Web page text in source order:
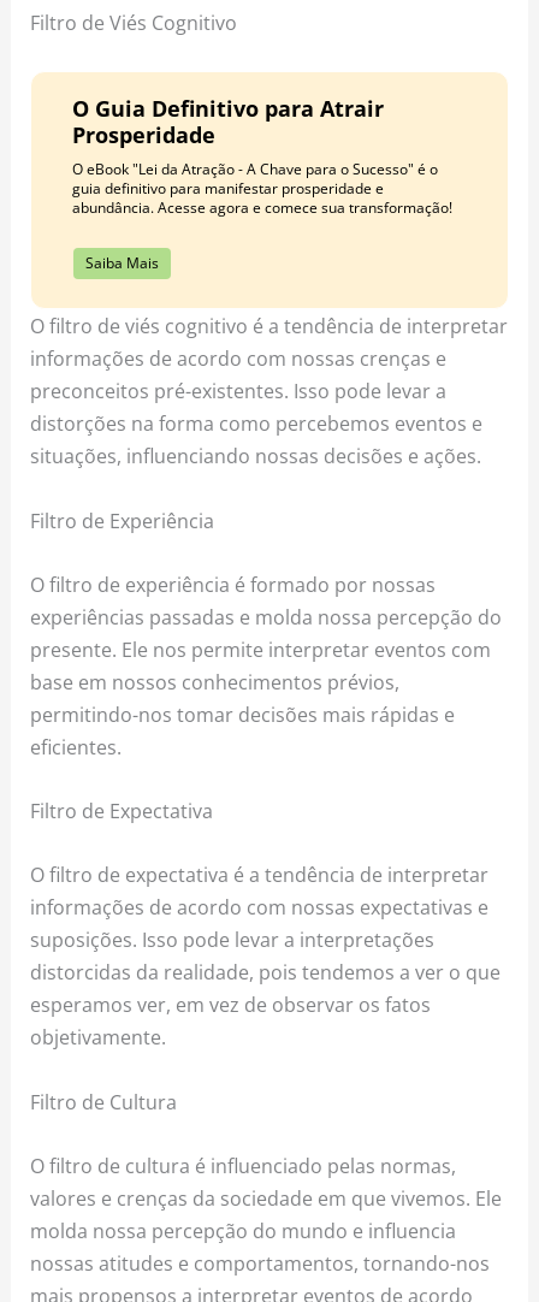
Filtro de Viés Cognitivo
O Guia Definitivo para Atrair
Prosperidade
O eBook "Lei da Atração - A Chave para o Sucesso" é o
guia definitivo para manifestar prosperidade e
abundância. Acesse agora e comece sua transformação!
Saiba Mais
O filtro de viés cognitivo é a tendência de interpretar
informações de acordo com nossas crenças e
preconceitos pré-existentes. Isso pode levar a
distorções na forma como percebemos eventos e
situações, influenciando nossas decisões e ações.
Filtro de Experiência
O filtro de experiência é formado por nossas
experiências passadas e molda nossa percepção do
presente. Ele nos permite interpretar eventos com
base em nossos conhecimentos prévios,
permitindo-nos tomar decisões mais rápidas e
eficientes.
Filtro de Expectativa
O filtro de expectativa é a tendência de interpretar
informações de acordo com nossas expectativas e
suposições. Isso pode levar a interpretações
distorcidas da realidade, pois tendemos a ver o que
esperamos ver, em vez de observar os fatos
objetivamente.
Filtro de Cultura
O filtro de cultura é influenciado pelas normas,
valores e crenças da sociedade em que vivemos. Ele
molda nossa percepção do mundo e influencia
nossas atitudes e comportamentos, tornando-nos
mais propensos a interpretar eventos de acordo